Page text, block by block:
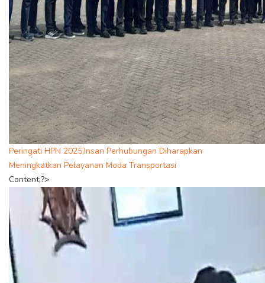
Peringati HPN 2025,Insan Perhubungan Diharapkan
Meningkatkan Pelayanan Moda Transportasi
Content;?>